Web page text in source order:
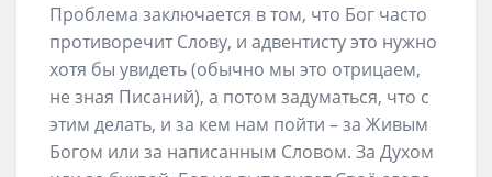
Проблема заключается в том, что Бог часто
противоречит Слову, и адвентисту это нужно
хотя бы увидеть (обычно мы это отрицаем,
не зная Писаний), а потом задуматься, что с
этим делать, и за кем нам пойти – за Живым
Богом или за написанным Словом. За Духом